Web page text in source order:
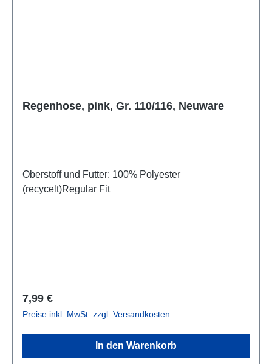
Regenhose, pink, Gr. 110/116, Neuware
Oberstoff und Futter: 100% Polyester
(recycelt)Regular Fit
Regulärer Preis:
7,99 €
Preise inkl. MwSt. zzgl. Versandkosten
In den Warenkorb